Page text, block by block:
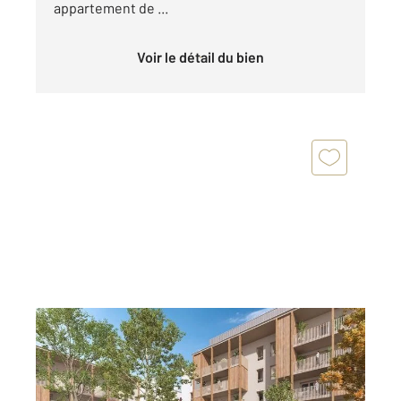
appartement de ...
Voir le détail du bien
ANNECY 74
84,59 m2, 4 pièces
Ref : 5616